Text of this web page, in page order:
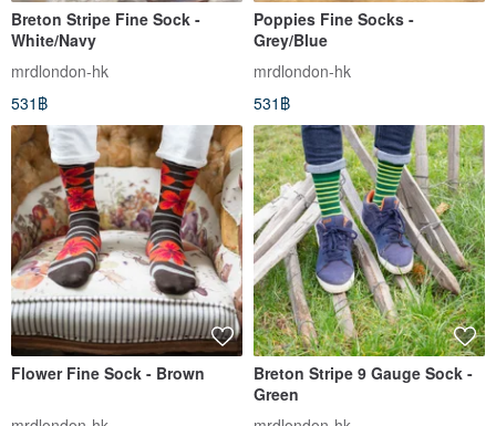
Breton Stripe Fine Sock -
White/Navy
mrdlondon-hk
531฿
Poppies Fine Socks -
Grey/Blue
mrdlondon-hk
531฿
Flower Fine Sock - Brown
Breton Stripe 9 Gauge Sock -
Green